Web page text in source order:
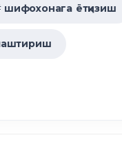
шифохонага ётқизиш